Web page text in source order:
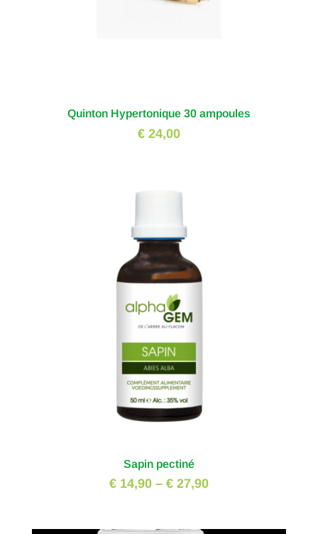
Quinton Hypertonique 30 ampoules
€ 24,00
Sapin pectiné
€ 14,90– € 27,90